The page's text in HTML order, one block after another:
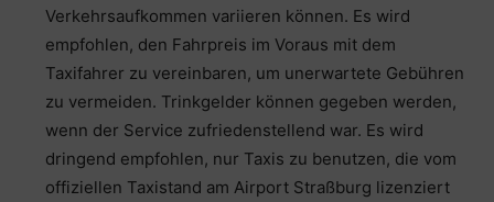
Verkehrsaufkommen variieren können. Es wird
empfohlen, den Fahrpreis im Voraus mit dem
Taxifahrer zu vereinbaren, um unerwartete Gebühren
zu vermeiden. Trinkgelder können gegeben werden,
wenn der Service zufriedenstellend war. Es wird
dringend empfohlen, nur Taxis zu benutzen, die vom
offiziellen Taxistand am Airport Straßburg lizenziert